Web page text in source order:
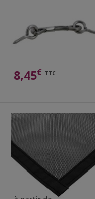
8,45€ TTC